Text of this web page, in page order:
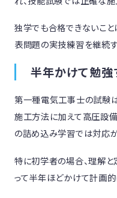
独学でも合格できないこ
表問題の実技練習を継続す
半年かけて勉強
第一種電気工事士の試験
施工方法に加えて高圧設
の詰め込み学習では対応
特に初学者の場合、理解
って半年ほどかけて計画